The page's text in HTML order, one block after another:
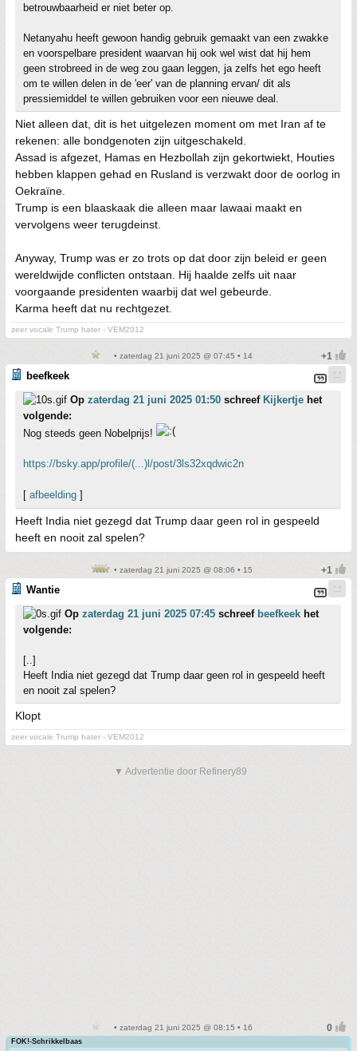
betrouwbaarheid er niet beter op.
Netanyahu heeft gewoon handig gebruik gemaakt van een zwakke
en voorspelbare president waarvan hij ook wel wist dat hij hem
geen strobreed in de weg zou gaan leggen, ja zelfs het ego heeft
om te willen delen in de 'eer' van de planning ervan/ dit als
pressiemiddel te willen gebruiken voor een nieuwe deal.
Niet alleen dat, dit is het uitgelezen moment om met Iran af te
rekenen: alle bondgenoten zijn uitgeschakeld.
Assad is afgezet, Hamas en Hezbollah zijn gekortwiekt, Houties
hebben klappen gehad en Rusland is verzwakt door de oorlog in
Oekraïne.
Trump is een blaaskaak die alleen maar lawaai maakt en
vervolgens weer terugdeinst.
Anyway, Trump was er zo trots op dat door zijn beleid er geen
wereldwijde conflicten ontstaan. Hij haalde zelfs uit naar
voorgaande presidenten waarbij dat wel gebeurde.
Karma heeft dat nu rechtgezet.
zeer vocale Trump hater - VEM2012
• zaterdag 21 juni 2025 @ 07:45 • 14
beefkeek
Op zaterdag 21 juni 2025 01:50 schreef Kijkertje het
volgende:
Nog steeds geen Nobelprijs!
https://bsky.app/profile/(...)l/post/3ls32xqdwic2n
[ afbeelding ]
Heeft India niet gezegd dat Trump daar geen rol in gespeeld
heeft en nooit zal spelen?
• zaterdag 21 juni 2025 @ 08:06 • 15
Wantie
Op zaterdag 21 juni 2025 07:45 schreef beefkeek het
volgende:
[..]
Heeft India niet gezegd dat Trump daar geen rol in gespeeld heeft
en nooit zal spelen?
Klopt
zeer vocale Trump hater - VEM2012
▼ Advertentie door Refinery89
• zaterdag 21 juni 2025 @ 08:15 • 16
FOK!-Schrikkelbaas